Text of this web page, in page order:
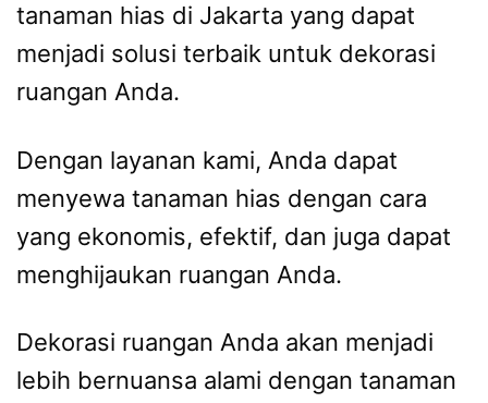
tanaman hias di Jakarta yang dapat
menjadi solusi terbaik untuk dekorasi
ruangan Anda.
Dengan layanan kami, Anda dapat
menyewa tanaman hias dengan cara
yang ekonomis, efektif, dan juga dapat
menghijaukan ruangan Anda.
Dekorasi ruangan Anda akan menjadi
lebih bernuansa alami dengan tanaman